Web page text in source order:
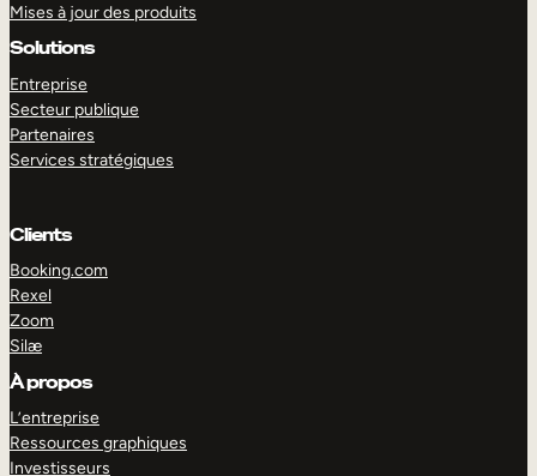
Mises à jour des produits
Solutions
Entreprise
Secteur publique
Partenaires
Services stratégiques
Clients
Booking.com
Rexel
Zoom
Silæ
À propos
L’entreprise
Ressources graphiques
Investisseurs